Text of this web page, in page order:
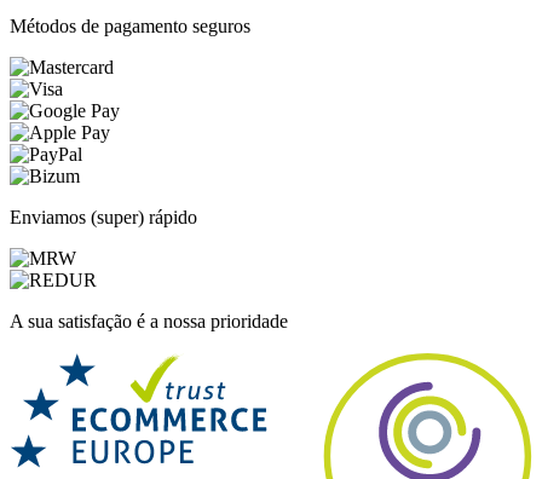
Métodos de pagamento seguros
Enviamos (super) rápido
A sua satisfação é a nossa prioridade